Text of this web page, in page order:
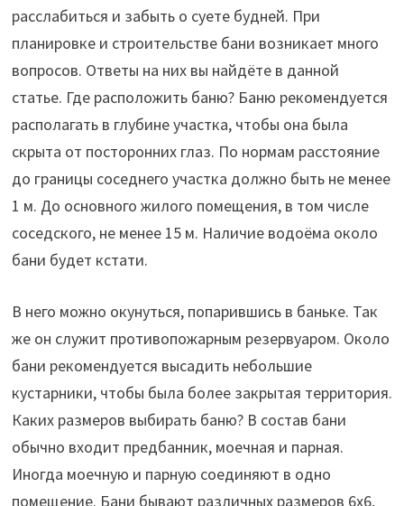
расслабиться и забыть о суете будней. При
планировке и строительстве бани возникает много
вопросов. Ответы на них вы найдёте в данной
статье. Где расположить баню? Баню рекомендуется
располагать в глубине участка, чтобы она была
скрыта от посторонних глаз. По нормам расстояние
до границы соседнего участка должно быть не менее
1 м. До основного жилого помещения, в том числе
соседского, не менее 15 м. Наличие водоёма около
бани будет кстати.
В него можно окунуться, попарившись в баньке. Так
же он служит противопожарным резервуаром. Около
бани рекомендуется высадить небольшие
кустарники, чтобы была более закрытая территория.
Каких размеров выбирать баню? В состав бани
обычно входит предбанник, моечная и парная.
Иногда моечную и парную соединяют в одно
помещение. Бани бывают различных размеров 6х6,